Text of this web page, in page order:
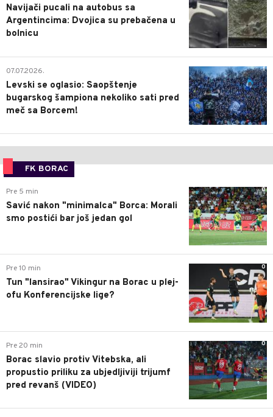
Navijači pucali na autobus sa
Argentincima: Dvojica su prebačena u
bolnicu
1
07.07.2026.
Levski se oglasio: Saopštenje
bugarskog šampiona nekoliko sati pred
meč sa Borcem!
FK BORAC
0
Pre 5 min
Savić nakon "minimalca" Borca: Morali
smo postići bar još jedan gol
0
Pre 10 min
Tun "lansirao" Vikingur na Borac u plej-
ofu Konferencijske lige?
0
Pre 20 min
Borac slavio protiv Vitebska, ali
propustio priliku za ubjedljiviji trijumf
pred revanš (VIDEO)